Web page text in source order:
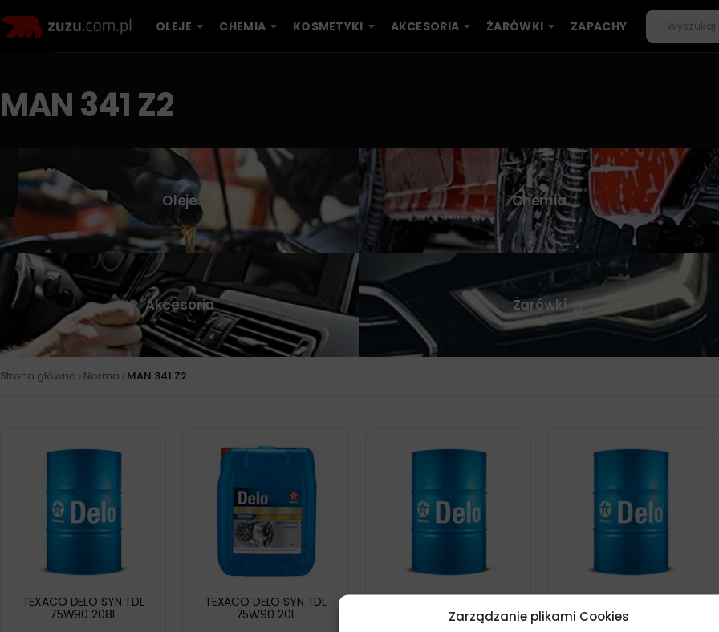
Zarządzanie plikami Cookies
OLEJE CHEMIA KOSMETYKI AKCESORIA ŻARÓWKI ZAPACHY
MAN 341 Z2
Oleje Chemia
Akcesoria Żarówki
Strona główna › Norma › MAN 341 Z2
TEXACO DELO SYN TDL
75W90 208L
TEXACO DELO SYN TDL
75W90 20L
75W90 60L
80W90 208L